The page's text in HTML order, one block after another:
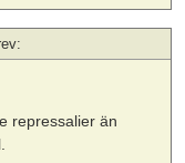
repressalier än